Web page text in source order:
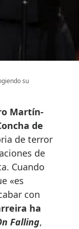
su
Martín-
de
de terror
de
Cuando
«es
con
ha
Falling,